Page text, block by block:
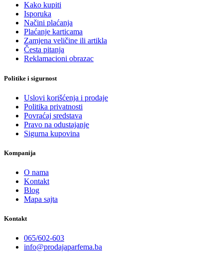
Kako kupiti
Isporuka
Načini plaćanja
Plaćanje karticama
Zamjena veličine ili artikla
Česta pitanja
Reklamacioni obrazac
Politike i sigurnost
Uslovi korišćenja i prodaje
Politika privatnosti
Povraćaj sredstava
Pravo na odustajanje
Sigurna kupovina
Kompanija
O nama
Kontakt
Blog
Mapa sajta
Kontakt
065/602-603
info@prodajaparfema.ba